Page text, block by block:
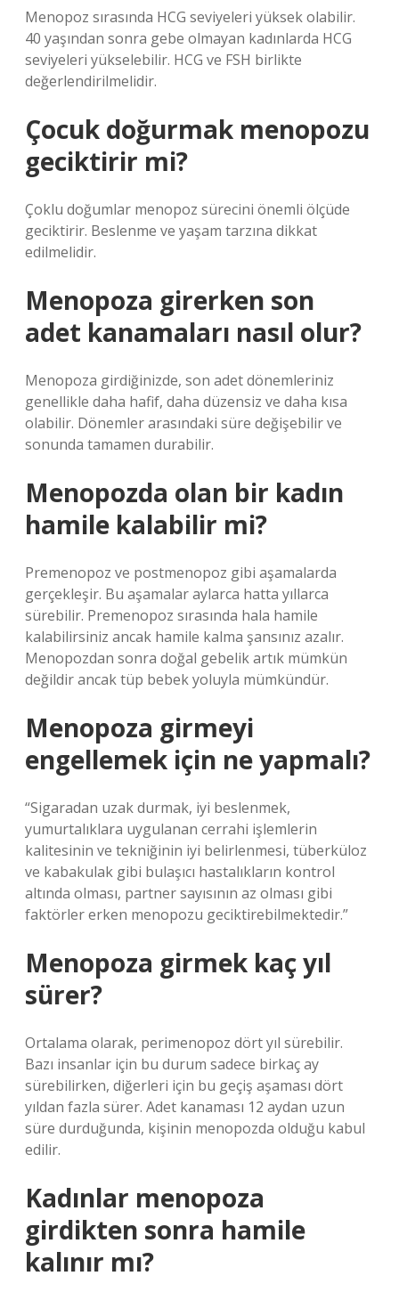
Menopoz sırasında HCG seviyeleri yüksek olabilir.
40 yaşından sonra gebe olmayan kadınlarda HCG
seviyeleri yükselebilir. HCG ve FSH birlikte
değerlendirilmelidir.
Çocuk doğurmak menopozu
geciktirir mi?
Çoklu doğumlar menopoz sürecini önemli ölçüde
geciktirir. Beslenme ve yaşam tarzına dikkat
edilmelidir.
Menopoza girerken son
adet kanamaları nasıl olur?
Menopoza girdiğinizde, son adet dönemleriniz
genellikle daha hafif, daha düzensiz ve daha kısa
olabilir. Dönemler arasındaki süre değişebilir ve
sonunda tamamen durabilir.
Menopozda olan bir kadın
hamile kalabilir mi?
Premenopoz ve postmenopoz gibi aşamalarda
gerçekleşir. Bu aşamalar aylarca hatta yıllarca
sürebilir. Premenopoz sırasında hala hamile
kalabilirsiniz ancak hamile kalma şansınız azalır.
Menopozdan sonra doğal gebelik artık mümkün
değildir ancak tüp bebek yoluyla mümkündür.
Menopoza girmeyi
engellemek için ne yapmalı?
“Sigaradan uzak durmak, iyi beslenmek,
yumurtalıklara uygulanan cerrahi işlemlerin
kalitesinin ve tekniğinin iyi belirlenmesi, tüberküloz
ve kabakulak gibi bulaşıcı hastalıkların kontrol
altında olması, partner sayısının az olması gibi
faktörler erken menopozu geciktirebilmektedir.”
Menopoza girmek kaç yıl
sürer?
Ortalama olarak, perimenopoz dört yıl sürebilir.
Bazı insanlar için bu durum sadece birkaç ay
sürebilirken, diğerleri için bu geçiş aşaması dört
yıldan fazla sürer. Adet kanaması 12 aydan uzun
süre durduğunda, kişinin menopozda olduğu kabul
edilir.
Kadınlar menopoza
girdikten sonra hamile
kalınır mı?